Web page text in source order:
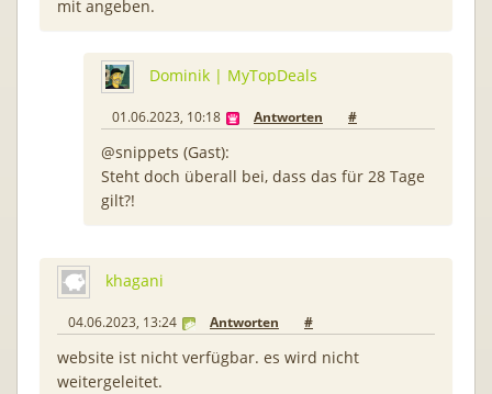
mit angeben.
Dominik | MyTopDeals
01.06.2023, 10:18 Antworten #
@snippets (Gast):
Steht doch überall bei, dass das für 28 Tage
gilt?!
khagani
04.06.2023, 13:24 Antworten #
website ist nicht verfügbar. es wird nicht
weitergeleitet.